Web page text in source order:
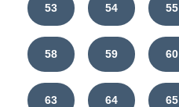
53 54 55
58 59 60
63 64 65